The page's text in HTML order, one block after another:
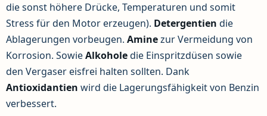
die sonst höhere Drücke, Temperaturen und somit
Stress für den Motor erzeugen). Detergentien die
Ablagerungen vorbeugen. Aminezur Vermeidung von
Korrosion. SowieAlkoholedie Einspritzdüsen sowie
den Vergaser eisfrei halten sollten. Dank
Antioxidantien wird die Lagerungsfähigkeit von Benzin
verbessert.